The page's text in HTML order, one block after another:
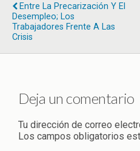
Entre La Precarización Y El
Desempleo; Los
Trabajadores Frente A Las
Crisis
Deja un comentario
Tu dirección de correo
Los campos obligatorios